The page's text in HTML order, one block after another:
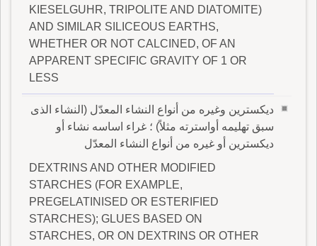
KIESELGUHR, TRIPOLITE AND DIATOMITE)
AND SIMILAR SILICEOUS EARTHS,
WHETHER OR NOT CALCINED, OF AN
APPARENT SPECIFIC GRAVITY OF 1 OR
LESS
ديكسترين وغيره من أنواع النشاء المعدّل (النشاء الذى
سبق تهليمه أواسترته مثلاً) ؛ غراء اساسه نشاء أو
ديكسترين أو غيره من أنواع النشاء المعدّل
DEXTRINS AND OTHER MODIFIED
STARCHES (FOR EXAMPLE,
PREGELATINISED OR ESTERIFIED
STARCHES); GLUES BASED ON
STARCHES, OR ON DEXTRINS OR OTHER